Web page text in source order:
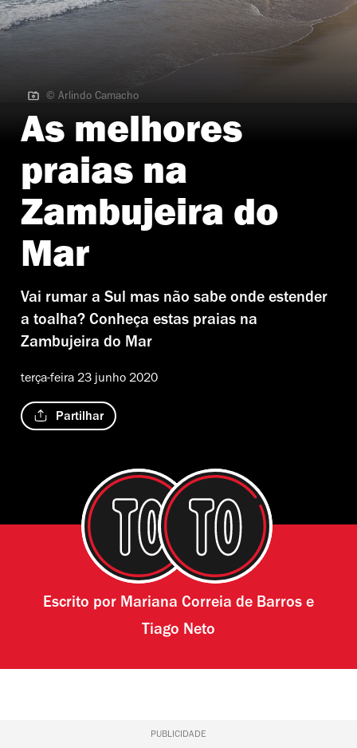
© Arlindo Camacho | Praia da Amália
© Arlindo Camacho
As melhores
praias na
Zambujeira do
Mar
Vai rumar a Sul mas não sabe onde estender
a toalha? Conheça estas praias na
Zambujeira do Mar
terça-feira 23 junho 2020
Partilhar
Escrito por Mariana Correia de Barrose
Tiago Neto
PUBLICIDADE